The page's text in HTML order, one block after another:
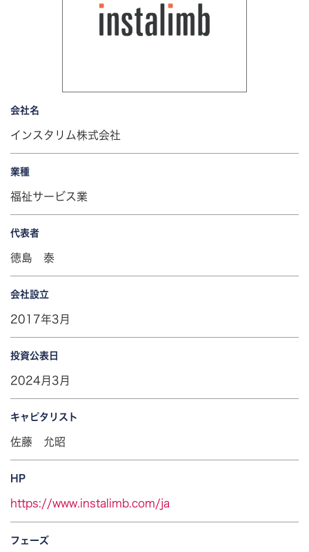
会社名
インスタリム株式会社
業種
福祉サービス業
代表者
徳島 泰
会社設立
2017年3月
投資公表日
2024月3月
キャピタリスト
佐藤 允昭
HP
https://www.instalimb.com/ja
フェーズ